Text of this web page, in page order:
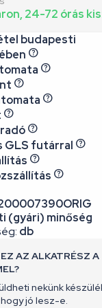
(gyári) minőség
db
24-72 órás
budapesti
GLS futárral
AZ ALKATRÉSZ A
nekünk
jó lesz-e.